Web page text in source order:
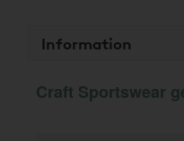
Information
Craft Sportswear